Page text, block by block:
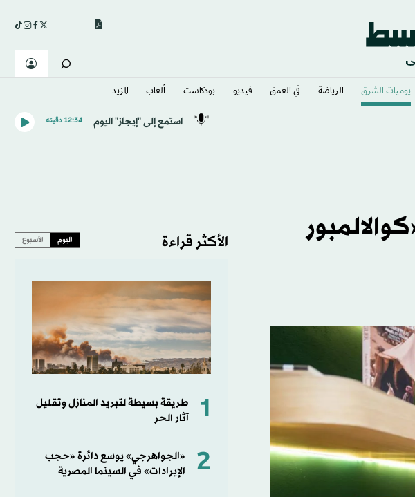
يوميات الشرق​ الرياضة في العمق فيديو بودكاست ألعاب المزيد
استمع إلى "إيجاز" اليوم 12:34 دقيقه
الأكثر قراءة اليوم الأسبوع
1
طريقة بسيطة لتبريد المنازل وتقليل
آثار الحر
2
«الجواهرجي» يوسع دائرة «حجب
الإيرادات» في السينما المصرية